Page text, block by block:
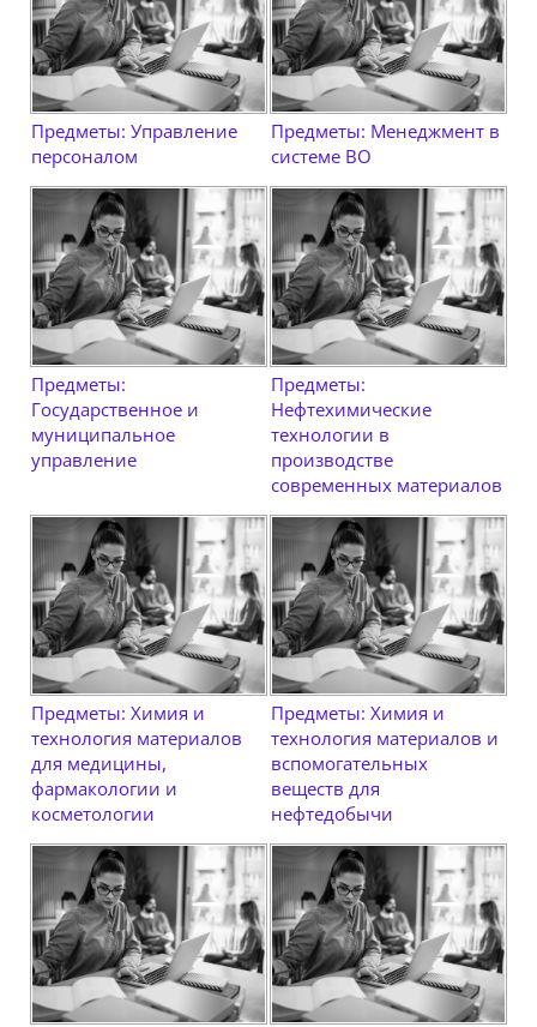
Предметы: Управление
персоналом
Предметы: Менеджмент в
системе ВО
Предметы:
Государственное и
муниципальное
управление
Предметы:
Нефтехимические
технологии в
производстве
современных материалов
Предметы: Химия и
технология материалов
для медицины,
фармакологии и
косметологии
Предметы: Химия и
технология материалов и
вспомогательных
веществ для
нефтедобычи